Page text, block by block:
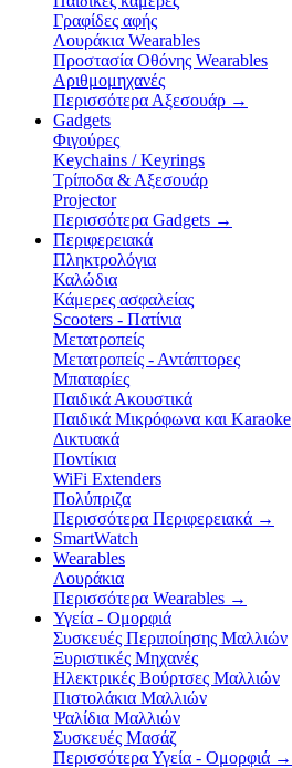
Γραφίδες αφής
Λουράκια Wearables
Προστασία Οθόνης Wearables
Αριθμομηχανές
Περισσότερα Αξεσουάρ →
Gadgets
Φιγούρες
Keychains / Keyrings
Τρίποδα & Αξεσουάρ
Projector
Περισσότερα Gadgets →
Περιφερειακά
Πληκτρολόγια
Καλώδια
Κάμερες ασφαλείας
Scooters - Πατίνια
Μετατροπείς
Μετατροπείς - Αντάπτορες
Μπαταρίες
Παιδικά Ακουστικά
Παιδικά Μικρόφωνα και Karaoke
Δικτυακά
Ποντίκια
WiFi Extenders
Πολύπριζα
Περισσότερα Περιφερειακά →
SmartWatch
Wearables
Λουράκια
Περισσότερα Wearables →
Υγεία - Ομορφιά
Συσκευές Περιποίησης Μαλλιών
Ξυριστικές Μηχανές
Ηλεκτρικές Βούρτσες Μαλλιών
Πιστολάκια Μαλλιών
Ψαλίδια Μαλλιών
Συσκευές Μασάζ
Περισσότερα Υγεία - Ομορφιά →